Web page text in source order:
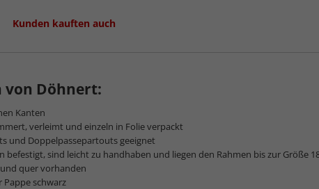
Kunden kauften auch
Döhnert:
Kanten
verleimt und einzeln in Folie verpackt
und Doppelpassepartouts geeignet
befestigt, sind leicht zu handhaben und liegen den Rahmen bis zur Größe
quer vorhanden
Pappe schwarz